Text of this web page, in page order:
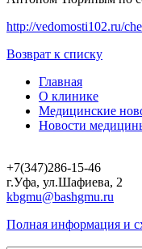
http://vedomosti102.ru/
Возврат к списку
Главная
О клинике
Медицинские
Новости
+7(347)286-15-46
г.Уфа, ул.Шафиева, 2
kbgmu@bashgmu.ru
Полная информация и